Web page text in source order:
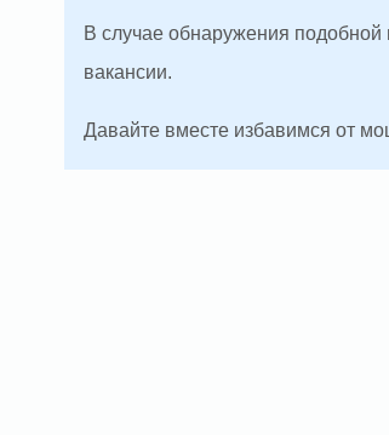
В случае обнаружения подобной
вакансии.
Давайте вместе избавимся от